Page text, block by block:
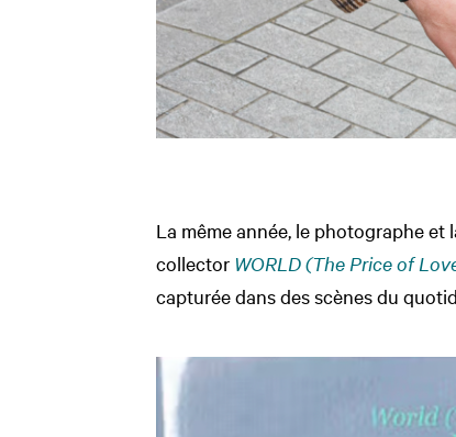
La même année, le photographe
collector WORLD (The Price of
capturée dans des scènes du